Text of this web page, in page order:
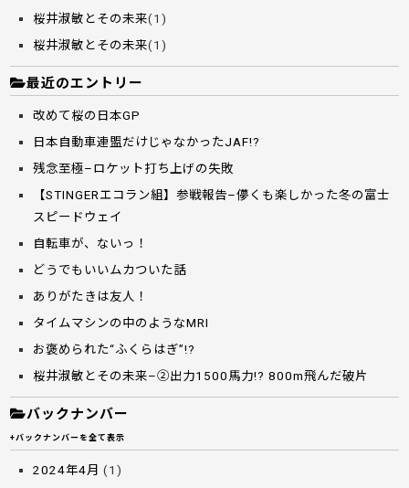
桜井淑敏とその未来(1)
桜井淑敏とその未来(1)
最近のエントリー
改めて桜の日本GP
日本自動車連盟だけじゃなかったJAF!?
残念至極–ロケット打ち上げの失敗
【STINGERエコラン組】参戦報告–儚くも楽しかった冬の富士
スピードウェイ
自転車が、ないっ！
どうでもいいムカついた話
ありがたきは友人！
タイムマシンの中のようなMRI
お褒められた“ふくらはぎ”!?
桜井淑敏とその未来–②出力1500馬力!? 800m飛んだ破片
バックナンバー
+バックナンバーを全て表示
2024年4月 (1)